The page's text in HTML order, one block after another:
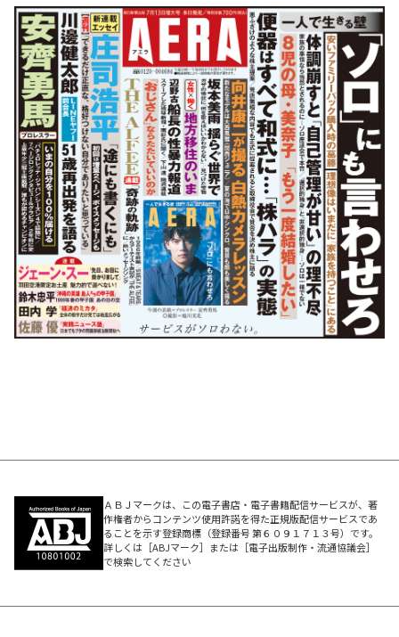
ＡＢＪマークは、この電子書店・電子書籍配信サービスが、著
作権者からコンテンツ使用許諾を得た正規版配信サービスであ
ることを示す登録商標（登録番号 第６０９１７１３号）です。
詳しくは［ABJマーク］または［電子出版制作・流通協議会］
で検索してください